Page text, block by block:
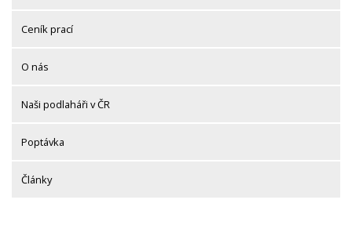
Ceník prací
O nás
Naši podlaháři v ČR
Poptávka
Články